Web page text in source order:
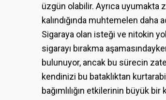
üzgün olabilir. Ayrıca uyumakta
kalındığında muhtemelen daha
Sigaraya olan isteği ve nitokin
sigarayı bırakma
bulunuyor, ancak bu sürecin
kendinizi bu bataklıktan
bağımlılığın etkilerinin büyük